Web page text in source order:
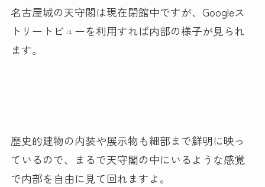
名古屋城の天守閣は現在閉館中ですが、Googleス
トリートビューを利用すれば内部の様子が見られ
ます。
歴史的建物の内装や展示物も細部まで鮮明に映っ
ているので、まるで天守閣の中にいるような感覚
で内部を自由に見て回れますよ。